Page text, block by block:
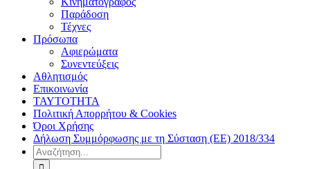
Παράδοση
Τέχνες
Πρόσωπα
Αφιερώματα
Συνεντεύξεις
Αθλητισμός
Επικοινωνία
ΤΑΥΤΟΤΗΤΑ
Πολιτική Απορρήτου & Cookies
Όροι Χρήσης
Δήλωση Συμμόρφωσης με τη Σύσταση (ΕΕ) 2018/334
Αναζήτηση
για: